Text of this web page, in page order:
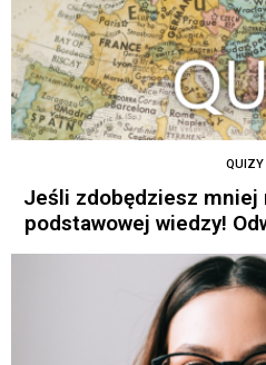
QUIZY
Jeśli zdobędziesz mniej
podstawowej wiedzy!